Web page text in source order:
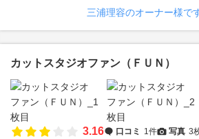
三浦理容のオーナー様で
カットスタジオファン（ＦＵＮ）
3.16 口コミ 1件 写真 3